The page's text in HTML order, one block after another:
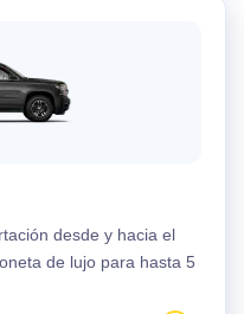
desde y hacia el
de lujo para hasta 5